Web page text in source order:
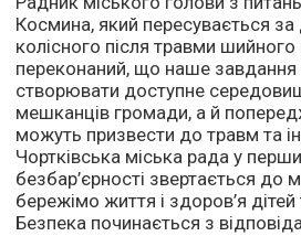
Космина, який пересувається
колісного після травми шийного
переконаний, що наше
створювати доступне
мешканців громади, а й
можуть призвести до травм та
Чортківська міська рада у
безбар’єрності звертається до
бережімо життя і здоров’я
Безпека починається з